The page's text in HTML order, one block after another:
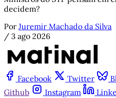
decidem?
Por Juremir Machado da Silva
/ 3 ago 2026
Facebook Twitter
Github
Instagram